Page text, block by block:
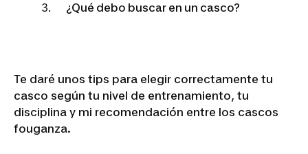
¿Qué debo buscar en un casco?
Te daré unos tips para elegir correctamente tu
casco según tu nivel de entrenamiento, tu
disciplina y mi recomendación entre los cascos
fouganza.